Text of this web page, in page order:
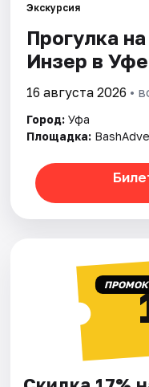
Площадки
Артисты
Экскурсия
Прогулка
Инзер в Уфе
16 августа 2026 •
Город: Уфа
Площадка: